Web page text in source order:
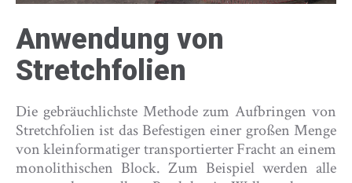
Anwendung von
Stretchfolien
Die gebräuchlichste Methode zum Aufbringen von
Stretchfolien ist das Befestigen einer großen Menge
von kleinformatiger transportierter Fracht an einem
monolithischen Block. Zum Beispiel werden alle